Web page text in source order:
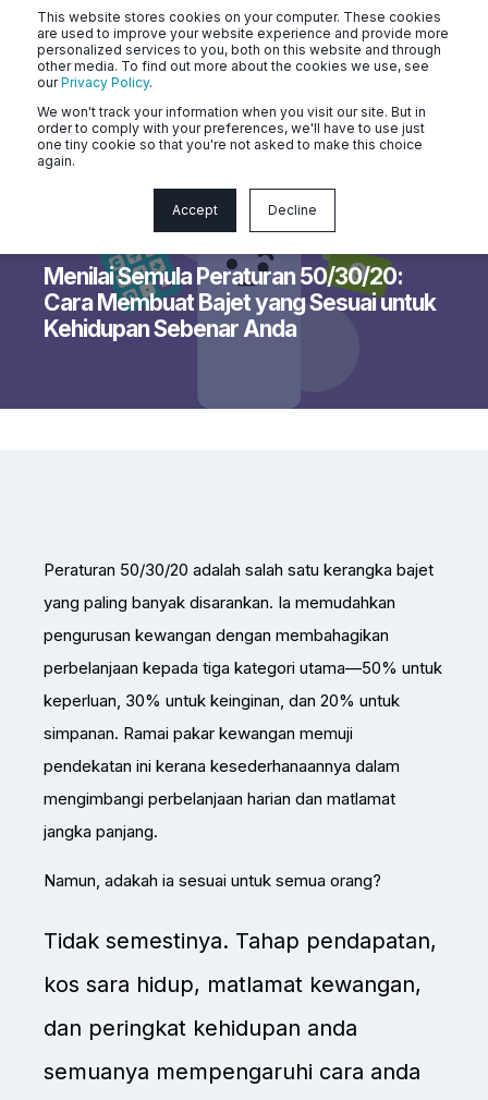
This website stores cookies on your computer. These cookies
are used to improve your website experience and provide more
personalized services to you, both on this website and through
other media. To find out more about the cookies we use, see
ourPrivacy Policy.
We won't track your information when you visit our site. But in
order to comply with your preferences, we'll have to use just
one tiny cookie so that you're not asked to make this choice
again.
Accept Decline
4 min read
Menilai Semula Peraturan 50/30/20:
Cara Membuat Bajet yang Sesuai untuk
Kehidupan Sebenar Anda
Peraturan 50/30/20 adalah salah satu kerangka bajet
yang paling banyak disarankan. Ia memudahkan
pengurusan kewangan dengan membahagikan
perbelanjaan kepada tiga kategori utama—50% untuk
keperluan, 30% untuk keinginan, dan 20% untuk
simpanan. Ramai pakar kewangan memuji
pendekatan ini kerana kesederhanaannya dalam
mengimbangi perbelanjaan harian dan matlamat
jangka panjang.
Namun, adakah ia sesuai untuk semua orang?
Tidak semestinya. Tahap pendapatan,
kos sara hidup, matlamat kewangan,
dan peringkat kehidupan anda
semuanya mempengaruhi cara anda